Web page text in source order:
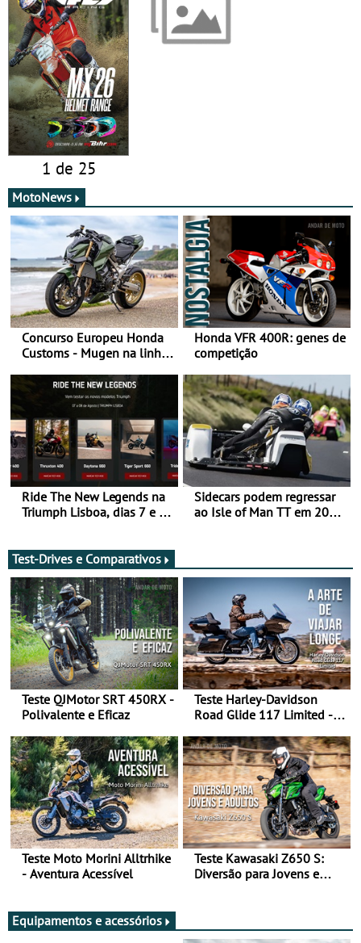
1 de 25
MotoNews
Concurso Europeu Honda
Customs - Mugen na linha
ganhar
Honda VFR 400R: genes de
competição
Ride The New Legends na
Triumph Lisboa, dias 7 e 8
Sidecars podem regressar
ao Isle of Man TT em 2027
Test-Drives e Comparativos
Teste QJMotor SRT 450RX -
Polivalente e Eficaz
Teste Harley-Davidson
Road Glide 117 Limited - A
Teste Moto Morini Alltrhike
- Aventura Acessível
Teste Kawasaki Z650 S:
Diversão para Jovens e
Equipamentos e acessórios